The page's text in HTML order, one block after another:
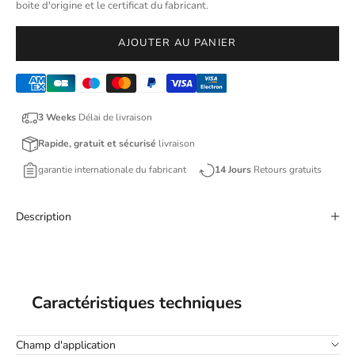
boite d'origine et le certificat du fabricant.
AJOUTER AU PANIER
3 Weeks Délai de livraison
Rapide, gratuit et sécurisé livraison
garantie internationale du fabricant 14 Jours Retours gratuits
Description
Caractéristiques techniques
Champ d'application